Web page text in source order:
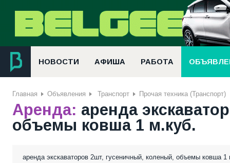
НОВОСТИ АФИША РАБОТА
Главная Объявления Транспорт Прочая техника (Транспорт)
Аренда: аренда
объемы ковша 1 м.куб.
аренда экскаваторов 2шт, гусеничный, коленый, объемы ковша 1